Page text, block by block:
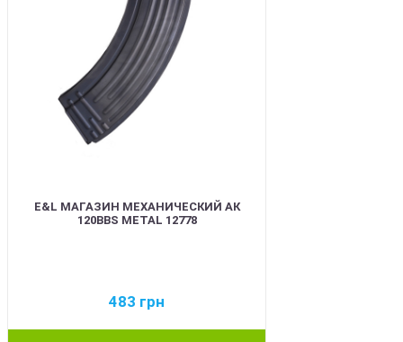
E&L МАГАЗИН МЕХАНИЧЕСКИЙ АК
120BBS METAL 12778
483 грн